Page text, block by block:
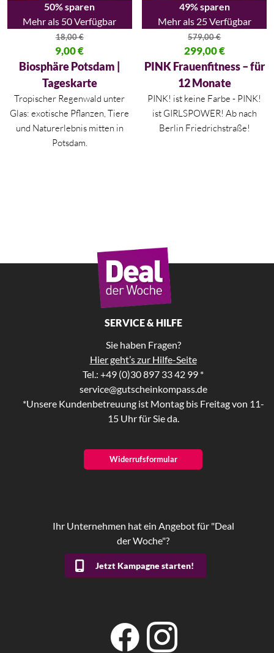
50% sparen
Mehr als 50 Verfügbar
18,00€
Ursprünglicher Preis war: 18,00 €
9,00€
Aktueller Preis ist: 9,00 €.
Biosphäre Potsdam |
Tageskarte
Tropischer Regenwald unter
Glas: exotische Pflanzen, Tiere
und Naturerlebnis mitten in
Potsdam.
49% sparen
Mehr als 25 Verfügbar
579,00€
Ursprünglicher Preis war:
299,00€
Aktueller Preis ist: 299,00 €.
PINK Frauenfitness – für
12 Monate
PINK! ist keine Farbe - PINK!
ist GIRLSPOWER! Ab nach
Berlin Friedrichstraße!
SERVICE & HILFE
Sie haben Fragen?
Hier geht’s zur Hilfe-Seite
Tel.: +49 (0)30 897 33 42 99 *
service@gutscheinkompass.de
*Unsere Kundenbetreuung ist Montag bis Freitag von 11-
15 Uhr für Sie da.
Widerrufsformular
Ihr Unternehmen hat ein Angebot für "Deal
der Woche"?
Jetzt Kampagne starten!